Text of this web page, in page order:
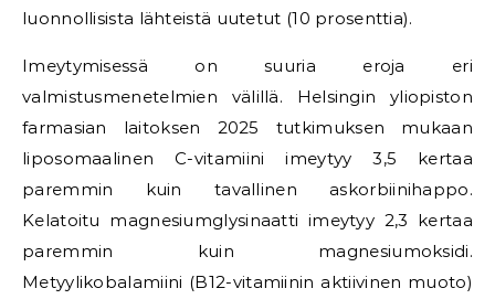
luonnollisista lähteistä uutetut (10 prosenttia).
Imeytymisessä on suuria eroja eri
valmistusmenetelmien välillä. Helsingin yliopiston
farmasian laitoksen 2025 tutkimuksen mukaan
liposomaalinen C-vitamiini imeytyy 3,5 kertaa
paremmin kuin tavallinen askorbiinihappo.
Kelatoitu magnesiumglysinaatti imeytyy 2,3 kertaa
paremmin kuin magnesiumoksidi.
Metyylikobalamiini (B12-vitamiinin aktiivinen muoto)